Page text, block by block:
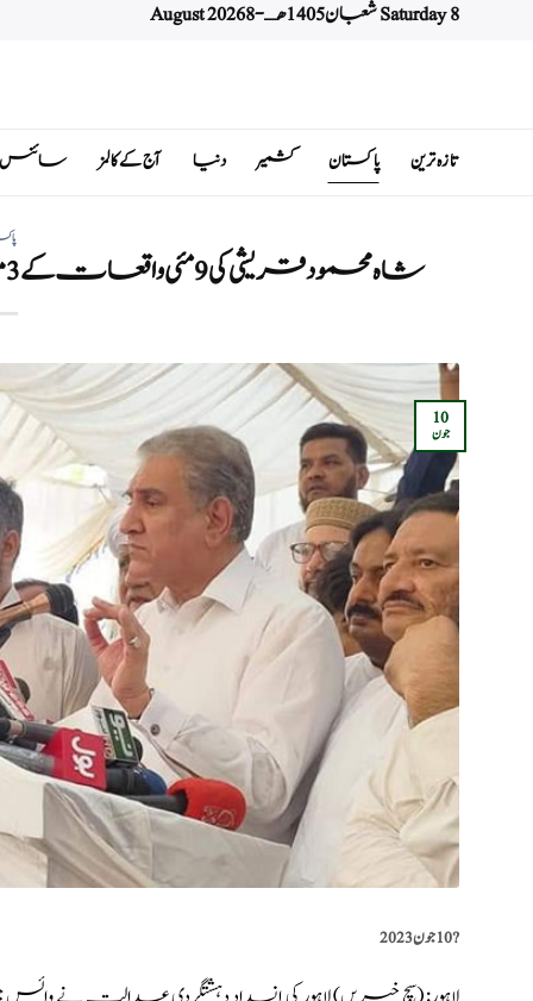
Saturday 8 شعبان 1405 هـ - 8 August 2026
تازہ ترین پاکستان کشمیر دنیا آج کے کالمز سائنس
شاہ محمود قریشی کی 9 مئی واقعات کے 3 مقدمات میں عبوری ضمانتیں منظور،
10
جون
?️10 جون 2023